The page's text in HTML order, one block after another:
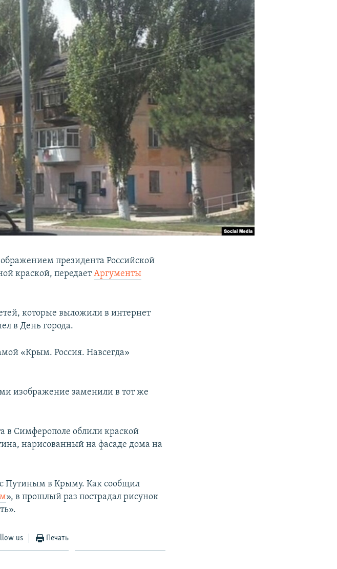
президента Российской
краской, передаетАргументы
которые выложили в интернет
в День города.
«Крым. Россия. Навсегда»
изображение заменили в тот же
в Симферополе облили краской
нарисованный на фасаде дома на
Путиным в Крыму. Как сообщил
», в прошлый раз пострадал рисунок
us Печать